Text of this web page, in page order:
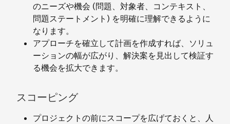
のニーズや機会 (問題、対象者、コンテキスト、
問題ステートメント) を明確に理解できるように
なります。
アプローチを確立して計画を作成すれば、ソリュ
ーションの幅が広がり、解決案を見出して検証す
る機会を拡大できます。
スコーピング
プロジェクトの前にスコープを広げておくと、人